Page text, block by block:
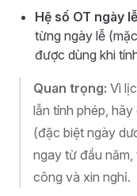
Hệ số OT ngày
từng ngày lễ
được dùng khi
Quan trọng: Vì
lẫn tính phép,
(đặc biệt ngày
ngay từ đầu
công và xin nghỉ.